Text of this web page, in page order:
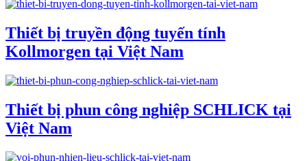
Thiết bị truyền động tuyến tính
Kollmorgen tại Việt Nam
Thiết bị phun công nghiệp SCHLICK tại
Việt Nam